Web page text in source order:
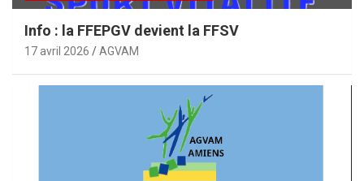
Info : la FFEPGV devient la FFSV
17 avril 2026 AGVAM